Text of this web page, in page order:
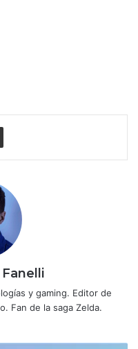
y gaming. Editor de
Fan de la saga Zelda.